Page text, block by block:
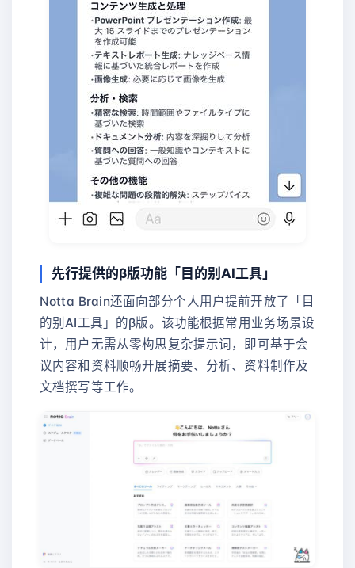
先行提供的β版功能「目的别AI工具」
Notta Brain还面向部分个人用户提前开放了「目
的别AI工具」的β版。该功能根据常用业务场景设
计，用户无需从零构思复杂提示词，即可基于会
议内容和资料顺畅开展摘要、分析、资料制作及
文档撰写等工作。